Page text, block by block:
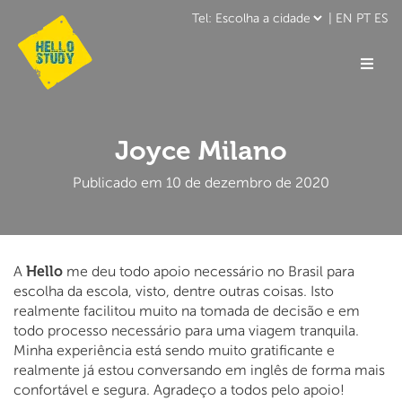
EN PT ES
Joyce Milano
Publicado em 10 de dezembro de 2020
A Hello me deu todo apoio necessário no Brasil para
escolha da escola, visto, dentre outras coisas. Isto
realmente facilitou muito na tomada de decisão e em
todo processo necessário para uma viagem tranquila.
Minha experiência está sendo muito gratificante e
realmente já estou conversando em inglês de forma mais
confortável e segura. Agradeço a todos pelo apoio!